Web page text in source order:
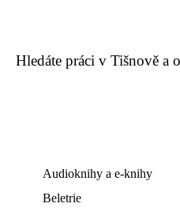
Hledáte práci v Tišnově a
Audioknihy a e-knihy
Beletrie